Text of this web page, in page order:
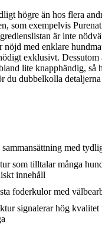
högre än hos flera
som exempelvis
är inte
med enklare
exklusivt. Dessutom
lite knapphändig, så
du dubbelkolla
sammansättning med
som tilltalar många
innehåll
foderkulor med
signalerar hög kvalitet